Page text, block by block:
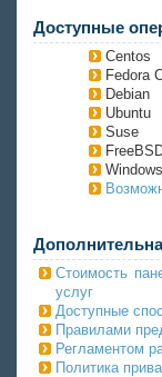
Доступные
Centos
Fedora
Debian
Ubuntu
Suse
Стоимость
услуг
Доступные
Правилами
Регламентом
Политика